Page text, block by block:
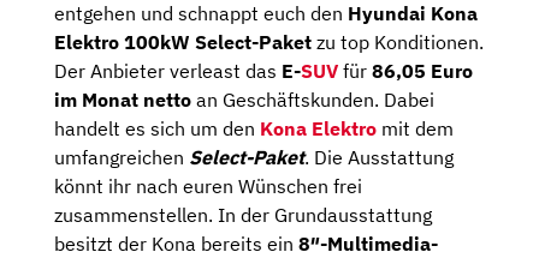
entgehen und schnappt euch den Hyundai Kona
Elektro 100kW Select-Paket zu top Konditionen.
Der Anbieter verleast das E-SUV für 86,05 Euro
im Monat netto an Geschäftskunden. Dabei
handelt es sich um den Kona Elektro mit dem
umfangreichen Select-Paket. Die Ausstattung
könnt ihr nach euren Wünschen frei
zusammenstellen. In der Grundausstattung
besitzt der Kona bereits ein 8″-Multimedia-